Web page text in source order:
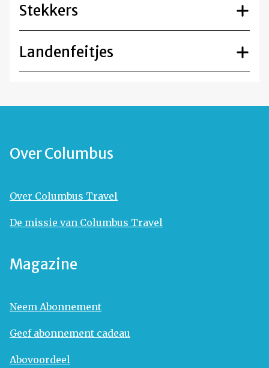
Stekkers
Landenfeitjes
Over Columbus
Over Columbus Travel
De missie van Columbus Travel
Magazine
Neem Abonnement
Geef abonnement cadeau
Abovoordeel